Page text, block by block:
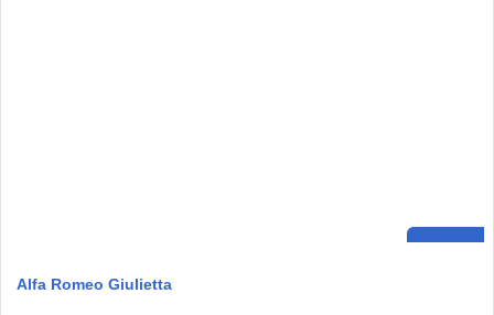
Alfa Romeo Giulietta